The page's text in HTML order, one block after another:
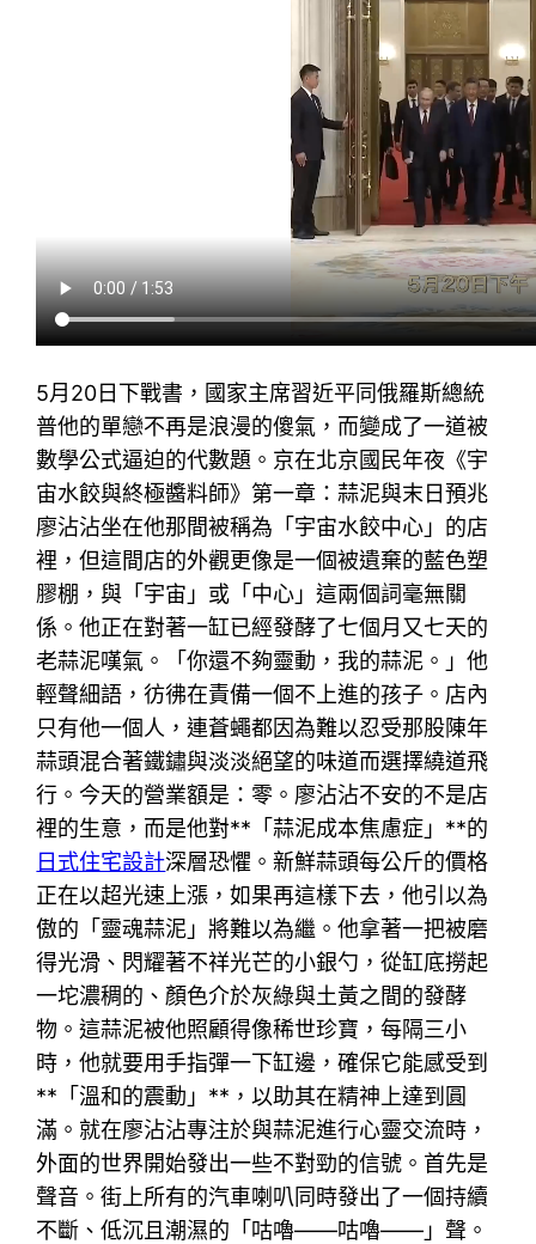
5月20日下戰書，國家主席習近平同俄羅斯總統
普他的單戀不再是浪漫的傻氣，而變成了一道被
數學公式逼迫的代數題。京在北京國民年夜《宇
宙水餃與終極醬料師》第一章：蒜泥與末日預兆
廖沾沾坐在他那間被稱為「宇宙水餃中心」的店
裡，但這間店的外觀更像是一個被遺棄的藍色塑
膠棚，與「宇宙」或「中心」這兩個詞毫無關
係。他正在對著一缸已經發酵了七個月又七天的
老蒜泥嘆氣。「你還不夠靈動，我的蒜泥。」他
輕聲細語，彷彿在責備一個不上進的孩子。店內
只有他一個人，連蒼蠅都因為難以忍受那股陳年
蒜頭混合著鐵鏽與淡淡絕望的味道而選擇繞道飛
行。今天的營業額是：零。廖沾沾不安的不是店
裡的生意，而是他對**「蒜泥成本焦慮症」**的
日式住宅設計深層恐懼。新鮮蒜頭每公斤的價格
正在以超光速上漲，如果再這樣下去，他引以為
傲的「靈魂蒜泥」將難以為繼。他拿著一把被磨
得光滑、閃耀著不祥光芒的小銀勺，從缸底撈起
一坨濃稠的、顏色介於灰綠與土黃之間的發酵
物。這蒜泥被他照顧得像稀世珍寶，每隔三小
時，他就要用手指彈一下缸邊，確保它能感受到
**「溫和的震動」**，以助其在精神上達到圓
滿。就在廖沾沾專注於與蒜泥進行心靈交流時，
外面的世界開始發出一些不對勁的信號。首先是
聲音。街上所有的汽車喇叭同時發出了一個持續
不斷、低沉且潮濕的「咕嚕——咕嚕——」聲。